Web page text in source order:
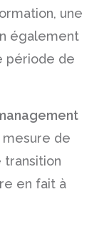
une
également
période de
de
en fait à